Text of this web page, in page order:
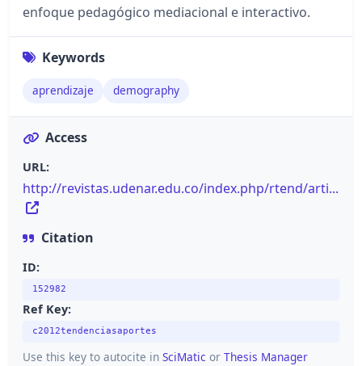
enfoque pedagógico mediacional e interactivo.
Keywords
aprendizaje demography
Access
URL:
http://revistas.udenar.edu.co/index.php/rtend/arti...
Citation
ID:
152982
Ref Key:
c2012tendenciasaportes
Use this key to autocite in SciMatic or Thesis Manager